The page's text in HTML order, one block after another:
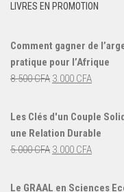
LIVRES EN PROMOTION
Comment gagner de
pratique pour l’Afrique
8.500CFA Le
initial
était :
8.500 CFA.
3.000 CFALe
actuel
est :
Les Clés d'un Couple
une Relation Durable
5.000CFA Le
initial
3.000 CFALe
actuel
Le GRAAL en Sciences